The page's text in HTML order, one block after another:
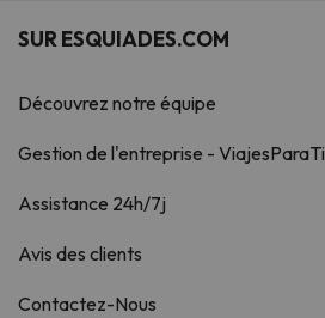
SUR ESQUIADES.COM
Découvrez notre équipe
Gestion de l'entreprise - ViajesParaTi
Assistance 24h/7j
Avis des clients
Contactez-Nous